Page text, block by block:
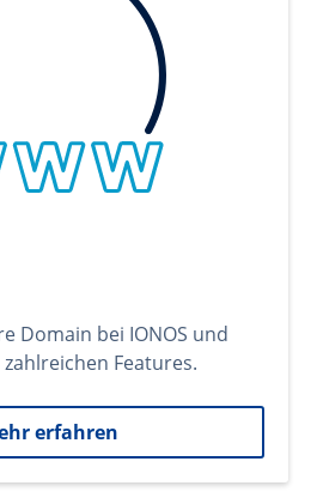
Domain bei IONOS und
Features.
erfahren